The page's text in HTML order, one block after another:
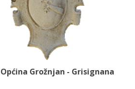
Općina Grožnjan - Grisignana